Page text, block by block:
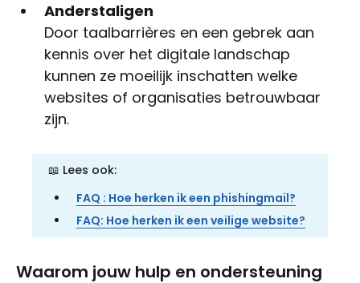
Anderstaligen
Door taalbarrières en een gebrek aan
kennis over het digitale landschap
kunnen ze moeilijk inschatten welke
websites of organisaties betrouwbaar
zijn.
📖 Lees ook:
FAQ : Hoe herken ik een phishingmail?
FAQ: Hoe herken ik een veilige website?
Waarom jouw hulp en ondersteuning